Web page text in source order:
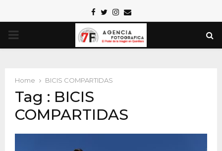
Facebook
TwitterInstagram
Email
PRIMARY
Home BICIS COMPARTIDAS
Tag : BICIS
COMPARTIDAS